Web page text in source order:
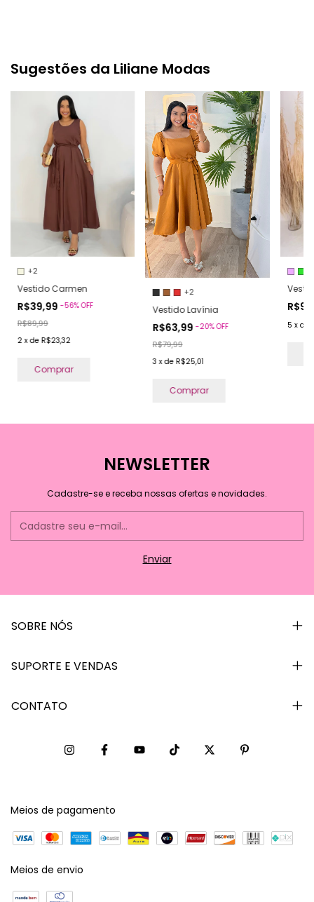
Sugestões da Liliane Modas
+2
Vestido Carmen
R$39,99-56%OFF
R$89,99
2 xde R$23,32
Comprar
+2
Vestido Lavínia
R$63,99-20%OFF
R$79,99
3 xde R$25,01
Comprar
5 x de
NEWSLETTER
Cadastre-se e receba nossas ofertas e novidades.
SOBRE NÓS
SUPORTE E VENDAS
CONTATO
Meios de pagamento
Meios de envio